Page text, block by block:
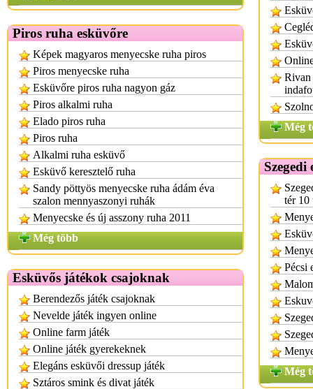
Piros ruha esküvőre
Képek magyaros menyecske ruha piros
Piros menyecske ruha
Esküvőre piros ruha nagyon gáz
Piros alkalmi ruha
Elado piros ruha
Piros ruha
Alkalmi ruha esküvő
Esküvő keresztelő ruha
Sandy pöttyös menyecske ruha ádám éva
szalon mennyaszonyi ruhák
Menyecske és új asszony ruha 2011
Még több
Esküvős játékok csajoknak
Berendezős játék csajoknak
Nevelde játék ingyen online
Online farm játék
Online játék gyerekeknek
Elegáns esküvői dressup játék
Sztáros smink és divat játék
Rivan
Még
tér 10
Pécsi
Még